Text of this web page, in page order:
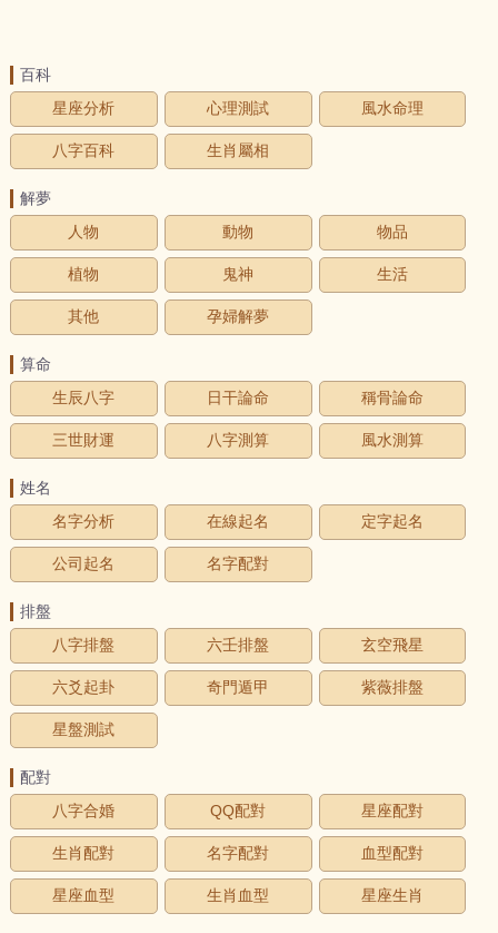
百科
星座分析
心理測試 風水命理
八字百科 生肖屬相
解夢
人物
動物 物品
植物 鬼神 生活
其他 孕婦解夢
算命
生辰八字
日干論命 稱骨論命
三世財運 八字測算 風水測算
姓名
名字分析
在線起名 定字起名
公司起名 名字配對
排盤
八字排盤
六壬排盤 玄空飛星
六爻起卦 奇門遁甲 紫薇排盤
星盤測試
配對
八字合婚
QQ配對 星座配對
生肖配對 名字配對 血型配對
星座血型 生肖血型 星座生肖